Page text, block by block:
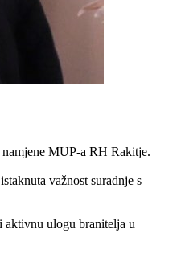
MUP-a RH Rakitje.
važnost suradnje s
aktivnu ulogu branitelja u